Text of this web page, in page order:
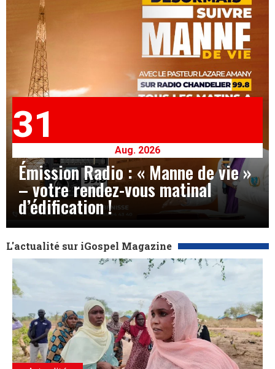
31
Aug. 2026
Émission Radio : « Manne de vie »
– votre rendez-vous matinal
d’édification !
L'actualité sur iGospel Magazine